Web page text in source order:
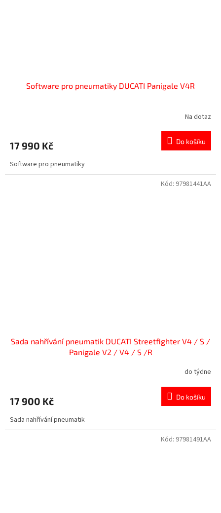
Software pro pneumatiky DUCATI Panigale V4R
Na dotaz
17 990 Kč Do košíku
Software pro pneumatiky
Sada nahřívání pneumatik DUCATI Streetfighter V4 / S /
Panigale V2 / V4 / S /R
do týdne
17 900 Kč Do košíku
Sada nahřívání pneumatik
Kód: 97981441AA
Kód: 97981491AA